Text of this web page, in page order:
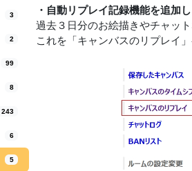
3
2
99
8
243
6
5
・自動リプレイ記録機能を追加
過去３日分のお絵描きやチャッ
これを「キャンバスのリプレイ